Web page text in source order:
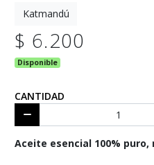
Katmandú
$ 6.200
Disponible
CANTIDAD
Aceite esencial 100%